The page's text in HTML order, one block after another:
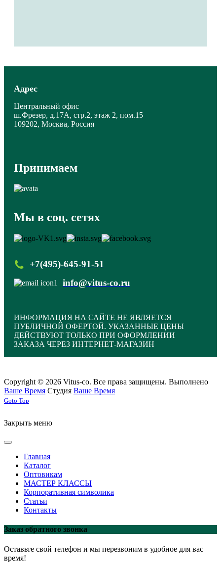
Адрес
Центральный офис
ш.Фрезер, д.17А, стр.2, этаж 2, пом.15
109202, Москва, Россия
Принимаем
Мы в соц. сетях
+7(495)-645-91-51
info@vitus-co.ru
ИНФОРМАЦИЯ НА САЙТЕ НЕ ЯВЛЯЕТСЯ
ПУБЛИЧНОЙ ОФЕРТОЙ. УКАЗАННЫЕ ЦЕНЫ
ДЕЙСТВУЮТ ТОЛЬКО ПРИ ОФОРМЛЕНИИ
ЗАКАЗА ЧЕРЕЗ ИНТЕРНЕТ-МАГАЗИН
Copyright © 2026 Vitus-co. Все права защищены. Выполнено
Ваше Время Студия Ваше Время
Joomla! 3 Templates
Goto Top
Закрыть меню
Главная
Каталог
Оптовикам
МАСТЕР КЛАССЫ
Корпоративная символика
Статьи
Контакты
Заказ обратного звонка
Оставьте свой телефон и мы перезвоним в удобное для вас
время!